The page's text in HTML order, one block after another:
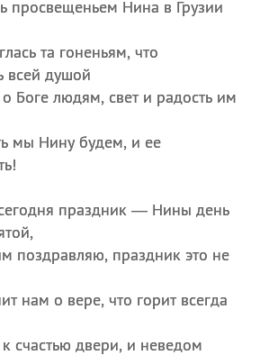
просвещеньем Нина в Грузии
та гоненьям, что
всей душой
о Боге людям, свет и радость им
мы Нину будем, и ее
праздник — Нины день
поздравляю, праздник это не
нам о вере, что горит всегда
счастью двери, и неведом